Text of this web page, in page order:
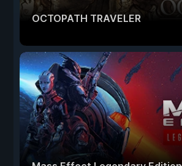
OCTOPATH TRAVELER